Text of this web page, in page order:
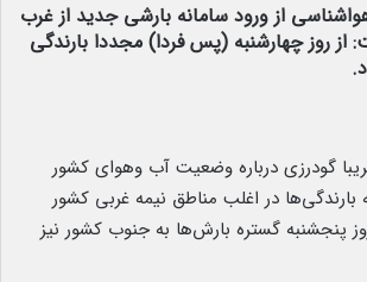
از ورود سامانه بارشی جدید از غرب
از روز چهارشنبه (پس فردا) مجددا بارندگی
گودرزی درباره وضعیت آب وهوای کشور
بارندگی‌ها در اغلب مناطق نیمه غربی کشور
پنجشنبه گستره بارش‌ها به جنوب کشور نیز